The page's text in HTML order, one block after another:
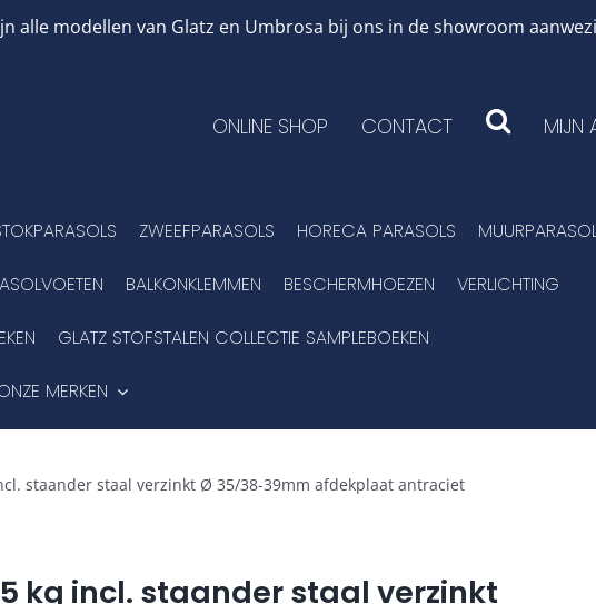
alle modellen van Glatz en Umbrosa bij ons in de showroom
ONLINE SHOP CONTACT MIJN
ZWEEFPARASOLS HORECA PARASOLS
BALKONKLEMMEN BESCHERMHOEZEN VERLICHTING
GLATZ STOFSTALEN COLLECTIE SAMPLEBOEKEN
MERKEN
staander staal verzinkt Ø 35/38-39mm afdekplaat antraciet
kg incl. staander staal verzinkt